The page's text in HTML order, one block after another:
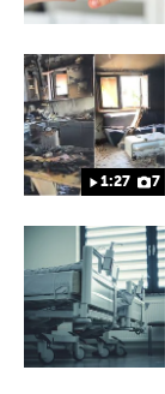
1:27 7